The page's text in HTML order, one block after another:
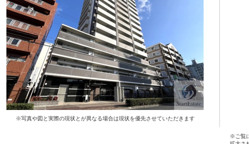
※写真や図と実際の現状とが異なる場合は現状を優先させていただきます
※ご覧